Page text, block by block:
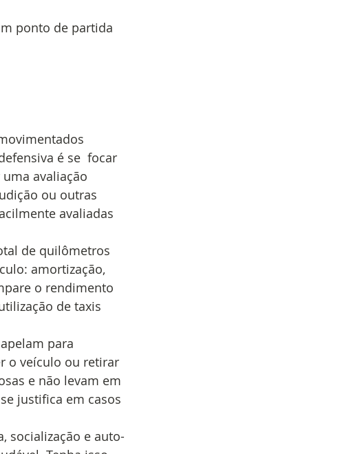
ponto de partida
é se  focar
avaliação
ou outras
avaliadas
de quilômetros
amortização,
o rendimento
de taxis
para
o veículo ou retirar
e não levam em
justifica em casos
socialização e auto-